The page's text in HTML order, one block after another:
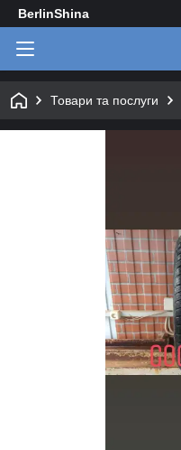
BerlinShina
Товари та послуги